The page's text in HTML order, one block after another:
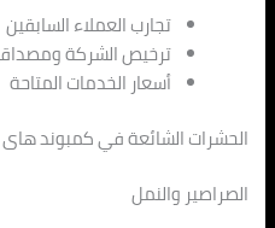
تجارب العملاء السابقين
ترخيص الشركة
أسعار الخدمات المتاحة
الحشرات الشائعة في كمبوند هاى
الصراصير والنمل